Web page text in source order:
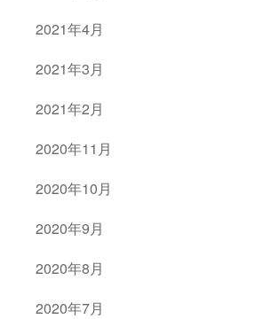
2021年4月
2021年3月
2021年2月
2020年11月
2020年10月
2020年9月
2020年8月
2020年7月